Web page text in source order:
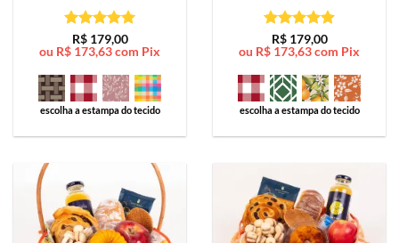
Avaliação5
de 5
R$179,00
ou R$ 173,63com Pix
escolha a estampa do tecido
Avaliação5
de 5
R$179,00
ou R$ 173,63com Pix
escolha a estampa do tecido